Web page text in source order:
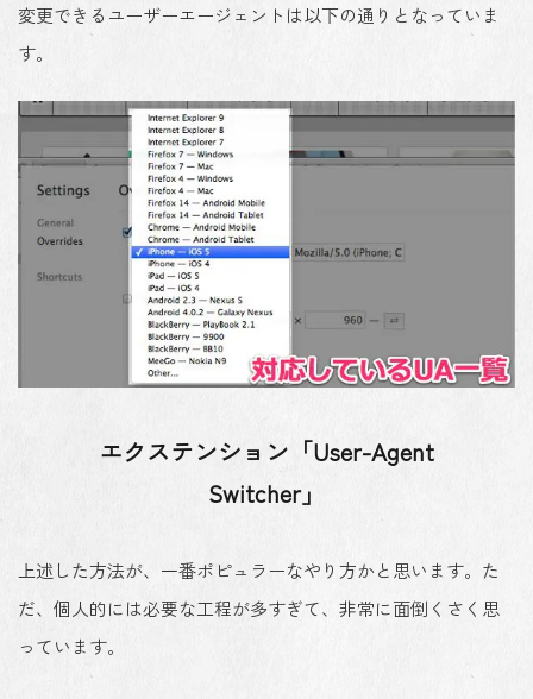
変更できるユーザーエージェントは以下の通りとなっていま
す。
エクステンション「User-Agent
Switcher」
上述した方法が、一番ポピュラーなやり方かと思います。た
だ、個人的には必要な工程が多すぎて、非常に面倒くさく思
っています。